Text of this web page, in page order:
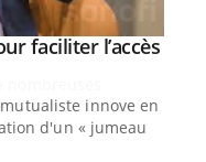
faciliter l’accès
innove en
d'un « jumeau